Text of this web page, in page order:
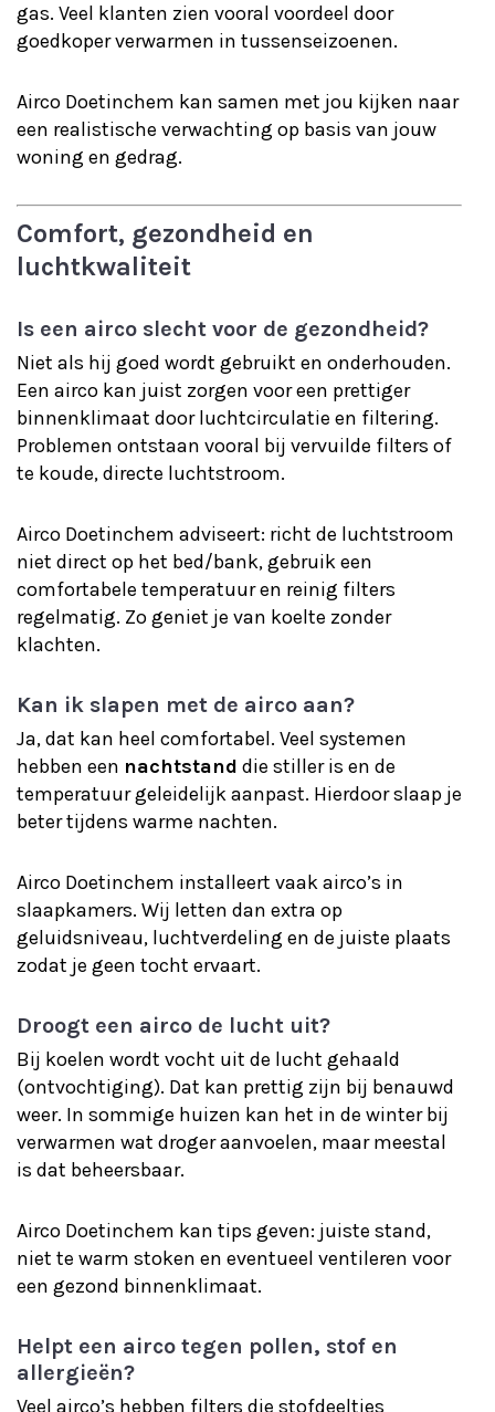
gas. Veel klanten zien vooral voordeel door
goedkoper verwarmen in tussenseizoenen.
Airco Doetinchem kan samen met jou kijken naar
een realistische verwachting op basis van jouw
woning en gedrag.
Comfort, gezondheid en
luchtkwaliteit
Is een airco slecht voor de gezondheid?
Niet als hij goed wordt gebruikt en onderhouden.
Een airco kan juist zorgen voor een prettiger
binnenklimaat door luchtcirculatie en filtering.
Problemen ontstaan vooral bij vervuilde filters of
te koude, directe luchtstroom.
Airco Doetinchem adviseert: richt de luchtstroom
niet direct op het bed/bank, gebruik een
comfortabele temperatuur en reinig filters
regelmatig. Zo geniet je van koelte zonder
klachten.
Kan ik slapen met de airco aan?
Ja, dat kan heel comfortabel. Veel systemen
hebben een nachtstand die stiller is en de
temperatuur geleidelijk aanpast. Hierdoor slaap je
beter tijdens warme nachten.
Airco Doetinchem installeert vaak airco’s in
slaapkamers. Wij letten dan extra op
geluidsniveau, luchtverdeling en de juiste plaats
zodat je geen tocht ervaart.
Droogt een airco de lucht uit?
Bij koelen wordt vocht uit de lucht gehaald
(ontvochtiging). Dat kan prettig zijn bij benauwd
weer. In sommige huizen kan het in de winter bij
verwarmen wat droger aanvoelen, maar meestal
is dat beheersbaar.
Airco Doetinchem kan tips geven: juiste stand,
niet te warm stoken en eventueel ventileren voor
een gezond binnenklimaat.
Helpt een airco tegen pollen, stof en
allergieën?
Veel airco’s hebben filters die stofdeeltjes